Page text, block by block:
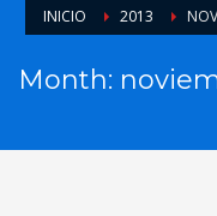
INICIO 2013
Month: